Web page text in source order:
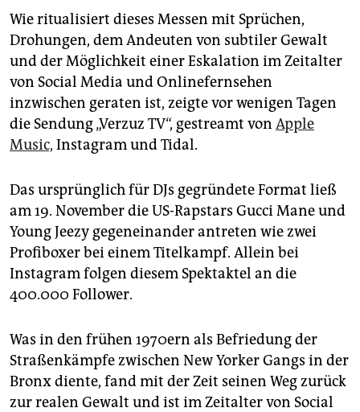
Wie ritualisiert dieses Messen mit Sprüchen,
Drohungen, dem Andeuten von subtiler Gewalt
und der Möglichkeit einer Eskalation im Zeitalter
von Social Media und Onlinefernsehen
inzwischen geraten ist, zeigte vor wenigen Tagen
die Sendung „Verzuz TV“, gestreamt von Apple
Music, Instagram und Tidal.
Das ursprünglich für DJs gegründete Format ließ
am 19. November die US-Rapstars Gucci Mane und
Young Jeezy gegeneinander antreten wie zwei
Profiboxer bei einem Titelkampf. Allein bei
Instagram folgen diesem Spektaktel an die
400.000 Follower.
Was in den frühen 1970ern als Befriedung der
Straßenkämpfe zwischen New Yorker Gangs in der
Bronx diente, fand mit der Zeit seinen Weg zurück
zur realen Gewalt und ist im Zeitalter von Social